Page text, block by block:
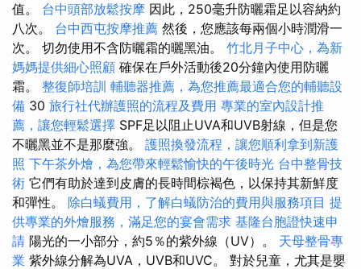
值。 台中頭部放鬆按摩 因此，250毫升防曬霜足以容納約
八次。 台中西屯按摩推薦 然後，您應該每兩個小時潤滑一
次。 切勿使用不含防曬霜的曬黑油。 竹北月子中心，為新
媽媽提供細心照顧 確保在戶外活動後20分鐘內使用防曬
霜。 整復師培訓 輔聽器推薦，為您推薦最適合您的輔聽設
備 30 旅行社代辦護照的流程及費用 專業的室內設計推
薦，讓您輕鬆選擇 SPF足以阻止UVA和UVB射線，但是您
不曬黑並不是那麼強。 護照換發流程，讓您順利拿到新護
照 下午茶外燴，為您帶來輕鬆愉快的午後時光 台中整骨技
術 它們有助於達到皮膚的長時間棕褐色，以保持其新鮮度
和彈性。 除白蟻費用，了解白蟻防治的費用與服務項目 提
供專業的外燴服務，滿足您的宴會需求 基隆台胞證快速申
請 陽光的一小部分，約5％的紫外線（UV）。 天母整骨專
業 紫外線分解為UVA，UVB和UVC。 對於兒童，尤其是嬰